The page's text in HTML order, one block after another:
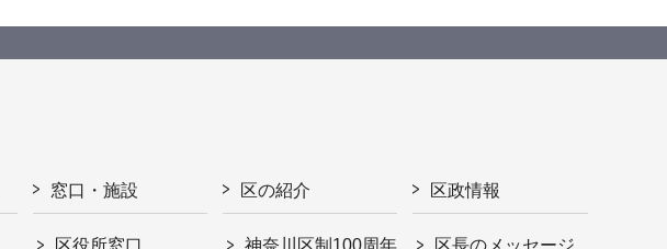
窓口・施設
区役所窓口
区の紹介
神奈川区制100周年
区政情報
区長のメッセージ